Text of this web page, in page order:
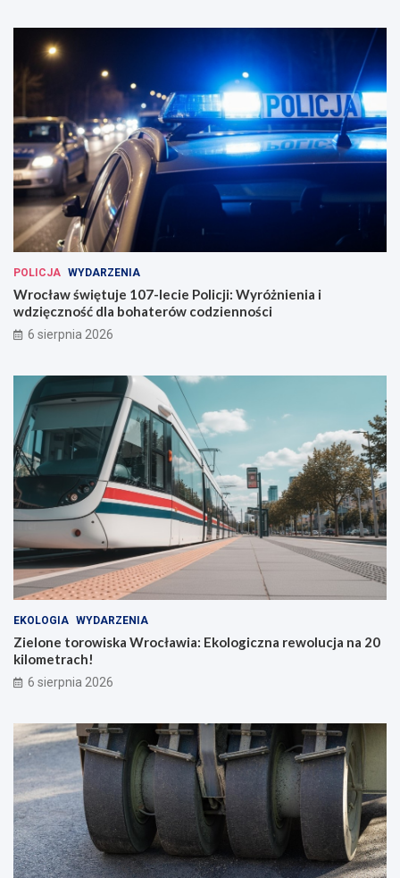
POLICJA WYDARZENIA
Wrocław świętuje 107-lecie Policji: Wyróżnienia i
wdzięczność dla bohaterów codzienności
6 sierpnia 2026
EKOLOGIA WYDARZENIA
Zielone torowiska Wrocławia: Ekologiczna rewolucja na 20
kilometrach!
6 sierpnia 2026